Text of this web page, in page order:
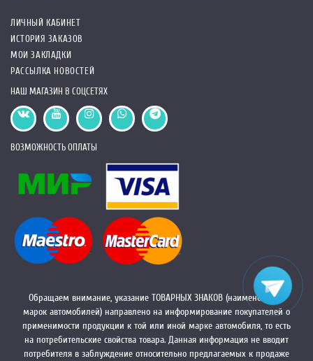
ЛИЧНЫЙ КАБИНЕТ
ИСТОРИЯ ЗАКАЗОВ
МОИ ЗАКЛАДКИ
РАССЫЛКА НОВОСТЕЙ
НАШ МАГАЗИН В СОЦСЕТЯХ
ВОЗМОЖНОСТЬ ОПЛАТЫ
Обращаем внимание, указание ТОВАРНЫХ ЗНАКОВ (наименований
марок автомобилей) направлено на информирование покупателей о
применимости продукции к той или иной марке автомобиля, то есть
на потребительские свойства товара. Данная информация не вводит
потребителя в заблуждение относительно предлагаемых к продаже